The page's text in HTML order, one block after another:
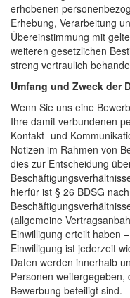
erhobenen
Erhebung, Verarbeitung
Übereinstimmung mit
weiteren gesetzlichen
streng vertraulich
Umfang und Zweck der
Wenn Sie uns eine
Ihre damit verbundenen
Kontakt- und
Notizen im Rahmen von
dies zur Entscheidung
hierfür ist § 26 BDSG
(allgemeine
Einwilligung erteilt haben
Einwilligung ist jederzeit
Daten werden innerhalb
Personen
Bewerbung beteiligt sind.